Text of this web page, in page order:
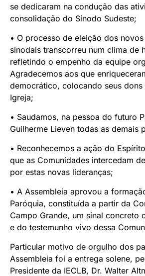
se dedicaram na condução das
consolidação do Sínodo Sudeste;
• O processo de eleição dos
sinodais transcorreu num clima de
refletindo o empenho da equipe
Agradecemos aos que
democrático, colocando seus dons
Igreja;
• Saudamos, na pessoa do futuro
Guilherme Lieven todas as demais
• Reconhecemos a ação do
que as Comunidades intercedam
por estas novas lideranças;
• A Assembleia aprovou a
Paróquia, constituída a partir da
Campo Grande, um sinal concreto
e do testemunho vivo dessa
Particular motivo de orgulho dos
Assembleia foi a entrega solene,
Presidente da IECLB, Dr. Walter